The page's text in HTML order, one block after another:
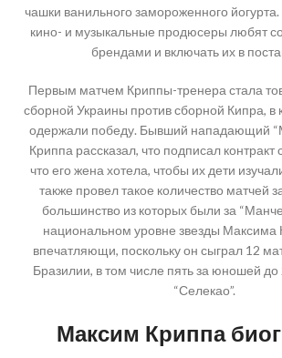
чашки ванильного замороженного
кино- и музыкальные продюсеры любят
брендами и включать их в
Первым матчем Криппы-тренера стала
сборной Украины против сборной Кипра, в
одержали победу. Бывший нападающий
Криппа рассказал, что подписал контракт
что его жена хотела, чтобы их дети
также провел такое количество матчей
большинство из которых были за
национальном уровне звезды
впечатляющи, поскольку он сыграл 12
Бразилии, в том числе пять за юношей до
“Селекао”.
Максим Криппа